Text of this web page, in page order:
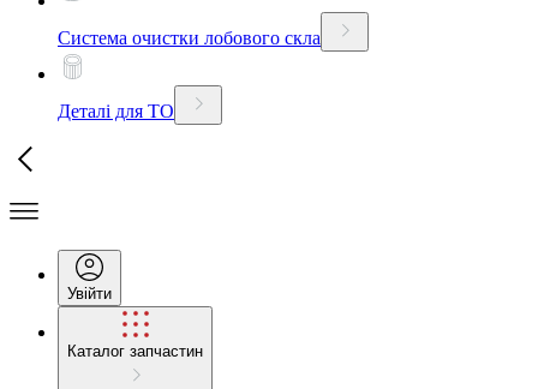
Система очистки лобового скла
Деталі для ТО
Увійти
Каталог запчастин